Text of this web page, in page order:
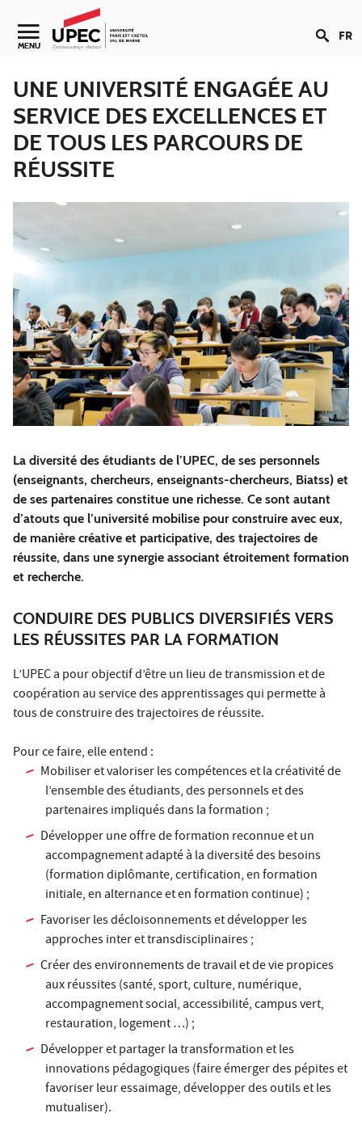
Aller au contenu
Navigation secondaire
MENU FR
UNE UNIVERSITÉ ENGAGÉE AU
SERVICE DES EXCELLENCES ET
DE TOUS LES PARCOURS DE
RÉUSSITE
La diversité des étudiants de l’UPEC, de ses personnels
(enseignants, chercheurs, enseignants-chercheurs, Biatss) et
de ses partenaires constitue une richesse. Ce sont autant
d’atouts que l’université mobilise pour construire avec eux,
de manière créative et participative, des trajectoires de
réussite, dans une synergie associant étroitement formation
et recherche.
CONDUIRE DES PUBLICS DIVERSIFIÉS VERS
LES RÉUSSITES PAR LA FORMATION
L’UPEC a pour objectif d’être un lieu de transmission et de
coopération au service des apprentissages qui permette à
tous de construire des trajectoires de réussite.
Pour ce faire, elle entend :
Mobiliser et valoriser les compétences et la créativité de
l’ensemble des étudiants, des personnels et des
partenaires impliqués dans la formation ;
Développer une offre de formation reconnue et un
accompagnement adapté à la diversité des besoins
(formation diplômante, certification, en formation
initiale, en alternance et en formation continue) ;
Favoriser les décloisonnements et développer les
approches inter et transdisciplinaires ;
Créer des environnements de travail et de vie propices
aux réussites (santé, sport, culture, numérique,
accompagnement social, accessibilité, campus vert,
restauration, logement …) ;
Développer et partager la transformation et les
innovations pédagogiques (faire émerger des pépites et
favoriser leur essaimage, développer des outils et les
mutualiser).